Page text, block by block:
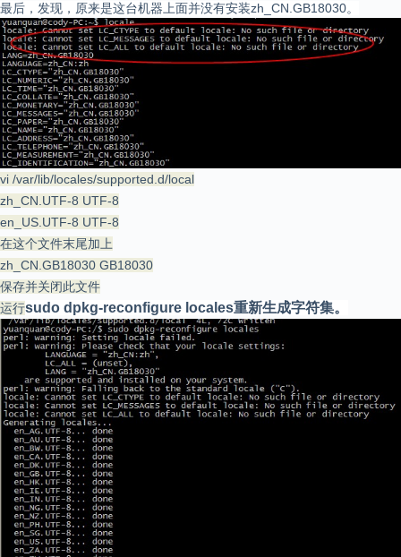
最后，发现，原来是这台机器上面并没有安装zh_CN.GB18030。
vi /var/lib/locales/supported.d/local
zh_CN.UTF-8 UTF-8
en_US.UTF-8 UTF-8
在这个文件末尾加上
zh_CN.GB18030 GB18030
保存并关闭此文件
运行sudo dpkg-reconfigure locales重新生成字符集。